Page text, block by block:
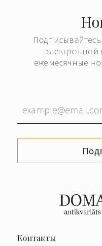
электронной
ежемесячные